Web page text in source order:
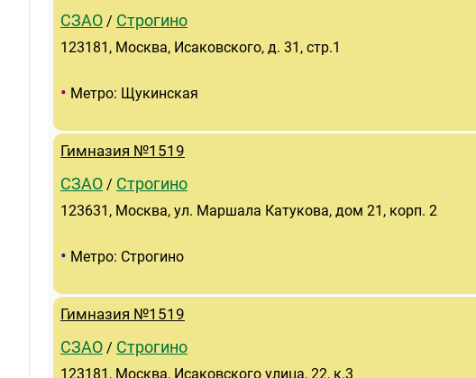
СЗАО / Строгино
123181, Москва, Исаковского, д. 31, стр.1
• Метро: Щукинская
Гимназия №1519
СЗАО / Строгино
123631, Москва, ул. Маршала Катукова, дом 21, корп. 2
• Метро: Строгино
Гимназия №1519
СЗАО / Строгино
123181, Москва, Исаковского улица, 22, к.3